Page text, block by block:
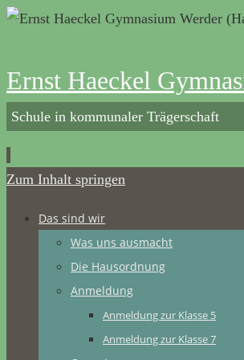
Ernst Haeckel
Schule in kommunaler Trägerschaft
Zum Inhalt springen
Das sind wir
Was uns ausmacht
Die Hausordnung
Anmeldung
Anmeldung zur Klasse 5
Anmeldung zur Klasse 7